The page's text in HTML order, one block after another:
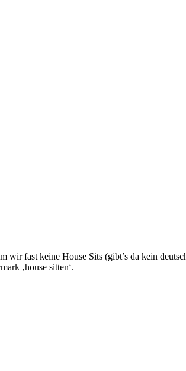
fast keine House Sits (gibt’s da kein
‚house sitten‘.